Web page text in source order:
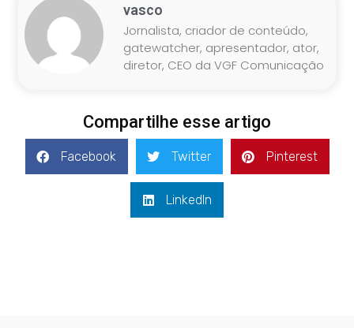
vasco
Jornalista, criador de conteúdo,
gatewatcher, apresentador, ator,
diretor, CEO da VGF Comunicação
Compartilhe esse artigo
Facebook Twitter Pinterest
LinkedIn